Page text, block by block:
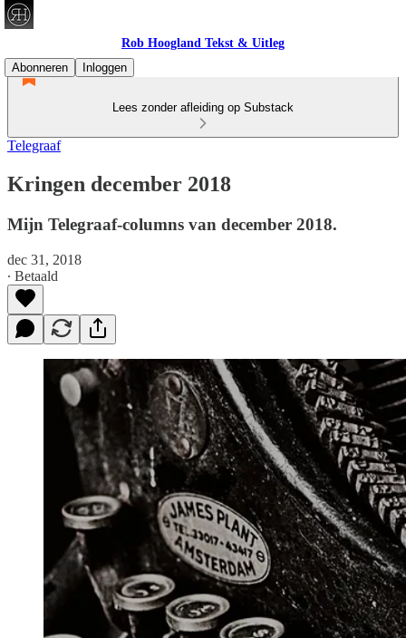
Rob Hoogland Tekst & Uitleg
Abonneren
Inloggen
Lees zonder afleiding op Substack
Telegraaf
Kringen december 2018
Mijn Telegraaf-columns van december 2018.
dec 31, 2018
∙ Betaald